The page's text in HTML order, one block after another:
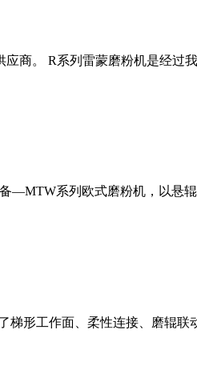
商。 R系列雷蒙磨粉机是经过
—MTW系列欧式磨粉机，以悬
形工作面、柔性连接、磨辊